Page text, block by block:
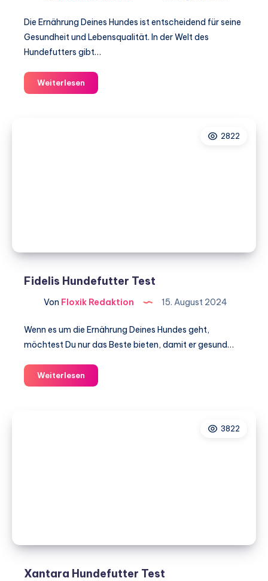
Die Ernährung Deines Hundes ist entscheidend für seine
Gesundheit und Lebensqualität. In der Welt des
Hundefutters gibt…
Weiterlesen
Holy
2822
Fidelis Hundefutter Test
Von Floxik Redaktion 15. August 2024
Wenn es um die Ernährung Deines Hundes geht,
möchtest Du nur das Beste bieten, damit er gesund…
Weiterlesen
Hundefutter
3822
Xantara Hundefutter Test